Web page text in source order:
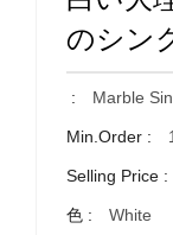
のシン
: Marble
Min.Order : 1
Selling Price :
色 : White